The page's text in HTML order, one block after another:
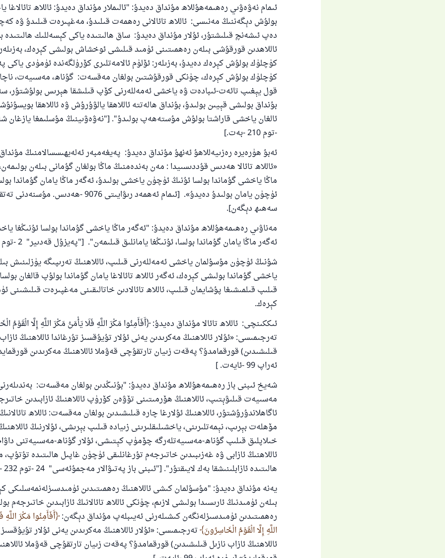
ئىمام نەۋەۋىي رەھىمەھۇللاھ مۇنداق دەيدۇ: "ئالىملار مۇنداق دەيدۇ: ئاللاھ تائالاغا
بولۇش دېگەننىڭ مەنىسى: ئاللاھ تائالانى رەھمەت قىلىدۇ، مەغپىرەت قىلىدۇ ۋە
دەپ ئىشەنچ قىلىشتۇر، ئۇلار مۇنداق دەيدۇ: ساق ھالىتىدە ياكى كېسەللىك ھالىتىدە
ئاللاھدىن قورقۇشى بىلەن رەھمىتىنى ئۈمىد قىلىشى ئوخشاش بولىشى كېرەك،
كۈچلۈك بولۇش كېرەك دەيدۇ، بەزىلەر: ئۆلۈم ئالامەتلىرى كۆرۈلگەندە ئۈمۈدى ياكى
كۈچلۈك بولۇش كېرەك، چۈنكى قورقۇشتىن بولغان مەقسەت: گۇناھ، مەسىيەت،
قول يېغىپ تائەت-ئىبادەت ۋە ياخشى ئەمەللەرنى كۆپ قىلىشقا ھېرىس بولۇشتۇر،
بۇنداق بولىشى قېيىن بولىدۇ، بۇنداق ھالەتتە ئاللاھقا يالۋۇرۇش ۋە ئاللاھقا
-توم 210 -بەت.]
ئەبۇ ھۈرەيرە رەزىيەللاھۇ ئەنھۇ مۇنداق دەيدۇ: پەيغەمبەر ئەلەيھىسسالامنىڭ
«ئاللاھ تائالا ھەدىس قۇددىسىيدا : مەن بەندەمنىڭ ماڭا بولغان گۇمانى بىلەن
ماڭا ياخشى گۇماندا بولسا ئۇنىڭ ئۈچۈن ياخشى بولىدۇ، ئەگەر ماڭا يامان گۇماندا
ئۈچۈن يامان بولىدۇ دەيدۇ». [ئىمام ئەھمەد رىۋايىتى 9076
سەھىھ دېگەن].
مەناۋىي رەھىمەھۇللاھ مۇنداق دەيدۇ: "ئەگەر ماڭا ياخشى گۇماندا بولسا ئۇنىڭغا
ئەگەر ماڭا يامان گۇماندا بولسا، ئۇنىڭغا يامانلىق قىلىمەن". ["پەيزۇل قەدىير" 2 -توم 312 -بەت].
شۇنىڭ ئۈچۈن مۇسۇلمان ياخشى ئەمەللەرنى قىلىپ، ئاللاھنىڭ تەرىپىگە يۈزلىنىش
ياخشى گۇماندا بولىشى كېرەك، ئەگەر ئاللاھ تائالاغا يامان گۇماندا بولۇپ قالغان
قىلىپ قىلمىشىغا پۇشايمان قىلىپ، ئاللاھ تائالادىن خاتالىقىنى مەغپىرەت قىلىشىنى
كېرەك.
ئىككىنچى: ئاللاھ تائالا مۇنداق دەيدۇ: ﴿أَفَأَمِنُوا مَكْرَ اللَّهِ فَلَا يَأْمَنُ مَكْرَ اللَّهِ إِلَّا الْقَوْمُ
تەرجىمىسى: «ئۇلار ئاللاھنىڭ مەكرىدىن يەنى ئۇلار تۇيۇقسىز تۇرغاندا ئاللاھنىڭ
قىلىشىدىن) قورقمامدۇ؟ پەقەت زىيان تارتقۇچى قەۋملا ئاللاھنىڭ مەكرىدىن
ئەراپ 99 -ئايەت. ]
شەيخ ئىبنى باز رەھىمەھۇللاھ مۇنداق دەيدۇ: "بۇنىڭدىن بولغان مەقسەت:
مەسىيەت قىلىۋېتىپ، ئاللاھنىڭ ھۆرمىتىنى تۆۋەن كۆرۈپ ئاللاھنىڭ ئازابىدىن
ئاگاھلاندۇرۇشتۇر، ئاللاھنىڭ ئۇلارغا چارە قىلىشىدىن بولغان مەقسەت: ئاللاھ
مۆھلەت بېرىپ، نېمەتلىرىنى، ياخشىلىقلىرىنى زىيادە قىلىپ بېرىشى، ئۇلارنىڭ
خىلاپلىق قىلىپ گۇناھ-مەسىيەتلەرگە چۆمۈپ كېتىشى، ئۇلار گۇناھ-مەسىيەتنى
ئاللاھنىڭ ئازابى ۋە غەزىبىدىن خاتىرجەم تۇرغانلىقى ئۈچۈن غاپىل ھالىتىدە
ھالىتىدە ئازابلىنىشقا بەك لايىقتۇر". ["ئىبنى باز پەتىۋالار مەجمۇئەسى" 24 -توم 232 -بەت].
يەنە مۇنداق دەيدۇ: "مۇسۇلمان كىشى ئاللاھنىڭ رەھمىتىدىن ئۈمىدسىزلەنمەسلىكى
بىلەن ئۈمىدنىڭ ئارىسىدا بولىشى لازىم، چۈنكى ئاللاھ تائالانىڭ ئازابىدىن خاتىرجەم
رەھمىتىدىن ئۈمىدسىزلەنگەن كىشىلەرنى ئەيىبلەپ مۇنداق دېگەن: أَفَأَمِنُوا مَكْرَ
اللَّهِ إِلَّا الْقَوْمُ الْخَاسِرُونَ تەرجىمىسى: «ئۇلار ئاللاھنىڭ مەكرىدىن يەنى ئۇلار تۇيۇقسىز
ئاللاھنىڭ ئازاب نازىل قىلىشىدىن) قورقمامدۇ؟ پەقەت زىيان تارتقۇچى قەۋملا
110845 - نومۇرلۇق سوئالنىڭ جاۋابى
ساقلاپ قالدى
ئۇممەتكە جاۋاپ بېرىشىمىزگە ياردەم قىلىڭ
پەيغەمبەرئەلەيھىسسالام مۇنداق دېگەن:
مۇسلىم رىۋايەت قىلغان (1893) ھەدىس
ئىئائە